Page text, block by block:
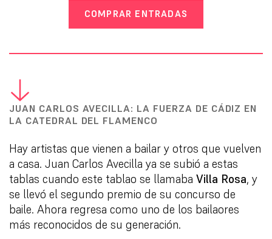
COMPRAR ENTRADAS
JUAN CARLOS AVECILLA: LA FUERZA DE CÁDIZ EN
LA CATEDRAL DEL FLAMENCO
Hay artistas que vienen a bailar y otros que vuelven
a casa. Juan Carlos Avecilla ya se subió a estas
tablas cuando este tablao se llamaba Villa Rosa, y
se llevó el segundo premio de su concurso de
baile. Ahora regresa como uno de los bailaores
más reconocidos de su generación.